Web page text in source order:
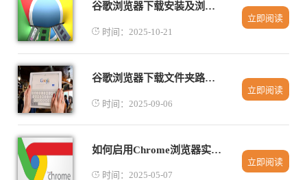
谷歌浏览器下载安装及浏览数据管理教程
时间：2025-10-21
立即阅读
谷歌浏览器下载文件夹路径错误快速修复教程
时间：2025-09-06
立即阅读
如何启用Chrome浏览器实验性功能测试新特性
时间：2025-05-07
立即阅读